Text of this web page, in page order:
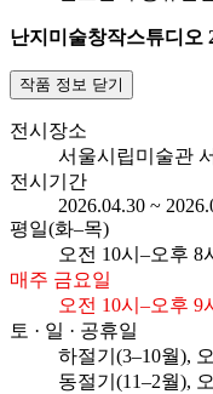
난지미술창작스튜디오
작품 정보 닫기
전시장소
서울시립미술관
전시기간
2026.04.30 ~
평일(화–목)
오전 10시–오후 8
매주 금요일
오전 10시–오후
토 · 일 · 공휴일
하절기(3–10월),
동절기(11–2월),